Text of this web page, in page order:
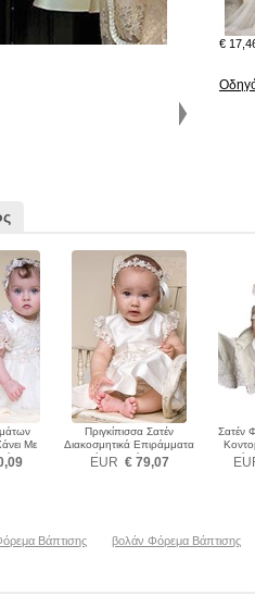
€
Με
Πριγκίπισσα Σατέν
Διακοσμητικά Επιράμματα
Φόρεμα Βάπτισης
EUR € 79,07
Σατέν
Βάπτισης βολάν Φόρεμα Βάπτισης